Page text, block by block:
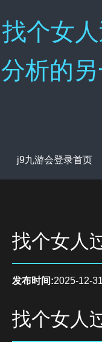
找个女
分析的
j9九游会登录首页
找个女人
发布时间:2025-12-
找个女人